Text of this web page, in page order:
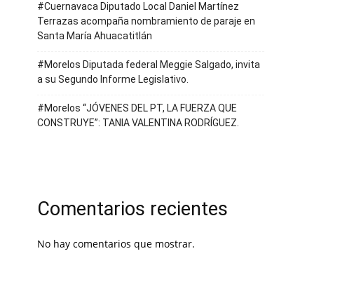
#Cuernavaca Diputado Local Daniel Martínez
Terrazas acompaña nombramiento de paraje en
Santa María Ahuacatitlán
#Morelos Diputada federal Meggie Salgado, invita
a su Segundo Informe Legislativo.
#Morelos “JÓVENES DEL PT, LA FUERZA QUE
CONSTRUYE”: TANIA VALENTINA RODRÍGUEZ.
Comentarios recientes
No hay comentarios que mostrar.